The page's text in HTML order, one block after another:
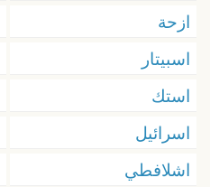
ازحة
اسبيتار
استك
اسرائيل
اشلافطي